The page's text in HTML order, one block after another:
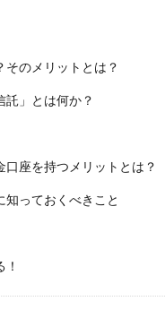
のメリットとは？
託」とは何か？
座を持つメリットとは？
っておくべきこと